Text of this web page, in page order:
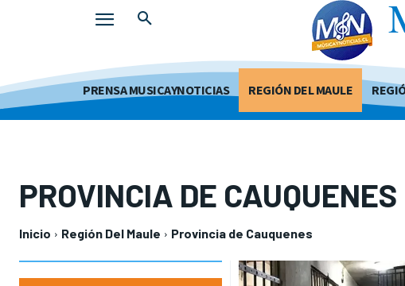
PRENSA MUSICAYNOTICIAS REGIÓN DEL MAULE
PROVINCIA DE CAUQUENES
Inicio Región Del Maule Provincia de Cauquenes